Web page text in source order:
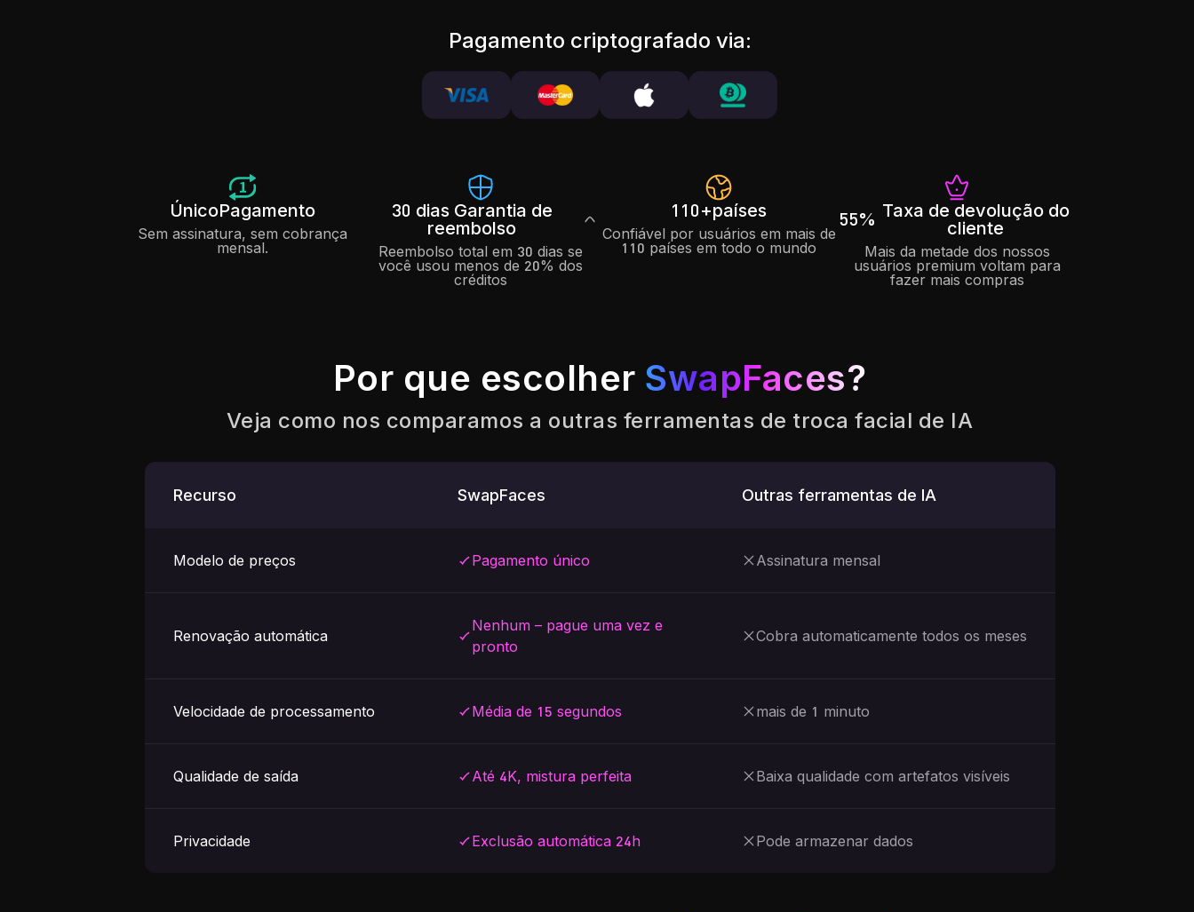
Pagamento criptografado via:
ÚnicoPagamento
Sem assinatura, sem cobrança
mensal.
30 diasGarantia de
reembolso
Reembolso total em 30 dias se
você usou menos de 20% dos
créditos
110+países
Confiável por usuários em mais de
110 países em todo o mundo
55% Taxa de devolução do
cliente
Mais da metade dos nossos
usuários premium voltam para
fazer mais compras
Por que escolher SwapFaces?
Veja como nos comparamos a outras ferramentas de troca facial de IA
Recurso SwapFaces Outras ferramentas de IA
Modelo de preços Pagamento único Assinatura mensal
Renovação automática
Nenhum – pague uma vez e
pronto
Cobra automaticamente todos os meses
Velocidade de processamento Média de 15 segundos mais de 1 minuto
Qualidade de saída Até 4K, mistura perfeita Baixa qualidade com artefatos visíveis
Privacidade Exclusão automática 24h Pode armazenar dados